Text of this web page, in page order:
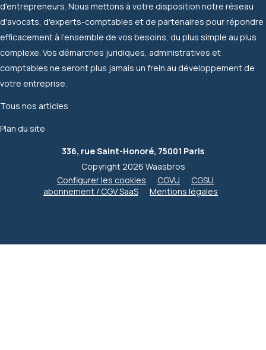
d'entrepreneurs. Nous mettons à votre disposition notre réseau
d'avocats, d'experts-comptables et de partenaires pour répondre
efficacement à l'ensemble de vos besoins, du plus simple au plus
complexe. Vos démarches juridiques, administratives et
comptables ne seront plus jamais un frein au développement de
votre entreprise.
Tous nos articles
Plan du site
336, rue Saint-Honoré, 75001 Paris
Copyright 2026 Waasbros
Configurer les cookies
CGVU
CGSU
abonnement / CGV SaaS
Mentions légales